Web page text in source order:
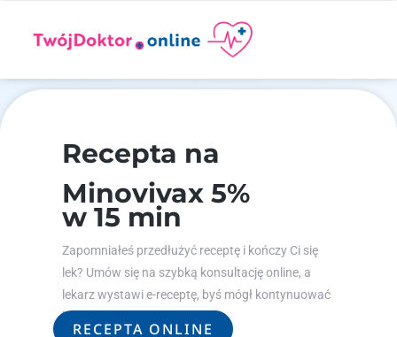
Recepta na
Minovivax 5%
w 15 min
Zapomniałeś przedłużyć receptę i kończy Ci się
lek? Umów się na szybką konsultację online, a
lekarz wystawi e-receptę, byś mógł kontynuować
leczenie.
RECEPTA ONLINE